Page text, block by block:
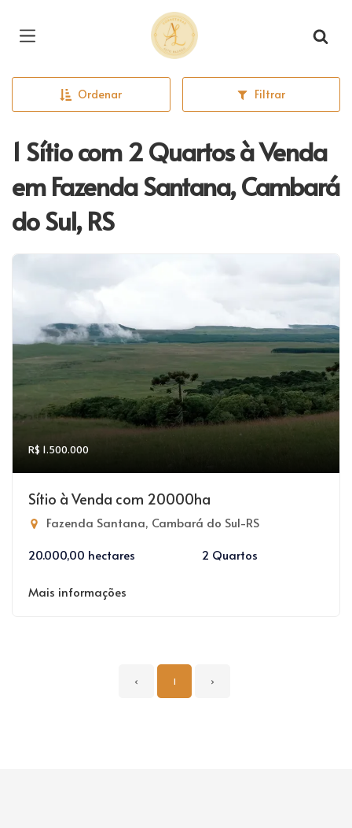
Página inicial
Ordenar Filtrar
1 Sítio com 2 Quartos à Venda
em Fazenda Santana, Cambará
do Sul, RS
R$ 1.500.000
Sítio à Venda com 20000ha
Fazenda Santana, Cambará do Sul-RS
20.000,00 hectares
2 Quartos
Mais informações
‹ 1 ›